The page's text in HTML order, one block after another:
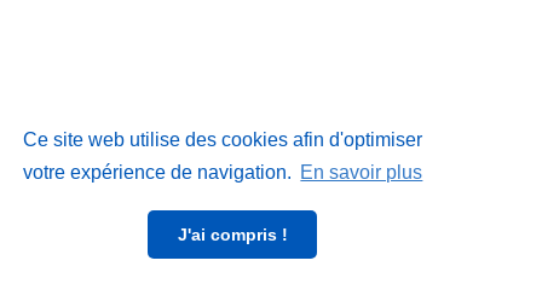
Ce site web utilise des cookies afin d'optimiser
votre expérience de navigation. En savoir plus
J'ai compris !